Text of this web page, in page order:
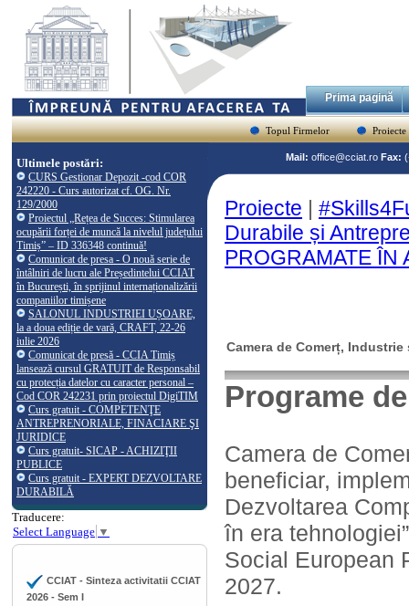
Prima pagină
Topul Firmelor Proiecte
Ultimele postări:
CURS Gestionar Depozit -cod COR
242220 - Curs autorizat cf. OG. Nr.
129/2000
Proiectul „Rețea de Succes: Stimularea
ocupării forței de muncă la nivelul județului
Timiș” – ID 336348 continuă!
Comunicat de presa - O nouă serie de
întâlniri de lucru ale Președintelui CCIAT
în București, în sprijinul internaționalizării
companiilor timișene
SALONUL INDUSTRIEI UȘOARE,
la a doua ediție de vară, CRAFT, 22-26
iulie 2026
Comunicat de presă - CCIA Timiș
lansează cursul GRATUIT de Responsabil
cu protecția datelor cu caracter personal –
Cod COR 242231 prin proiectul DigiTIM
Curs gratuit - COMPETENŢE
ANTREPRENORIALE, FINACIARE ŞI
JURIDICE
Curs gratuit- SICAP - ACHIZIŢII
PUBLICE
Curs gratuit - EXPERT DEZVOLTARE
DURABILĂ
Traducere:
Select Language ▼
CCIAT - Sinteza activitatii CCIAT
2026 - Sem I
Mail: office@cciat.ro Fax:
Proiecte |
Durabile și
PROGRAMATE ÎN
Camera de Comerț,
Programe
Camera de
beneficiar,
Dezvoltarea
în era
Social European
2027.